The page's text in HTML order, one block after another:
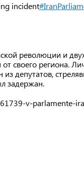
incident
революции и
своего региона.
депутатов,
задержан.
v-parlamente-